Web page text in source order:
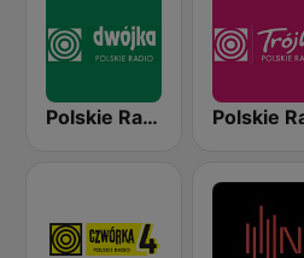
Polskie Radio Program II (PR2) Dwójka